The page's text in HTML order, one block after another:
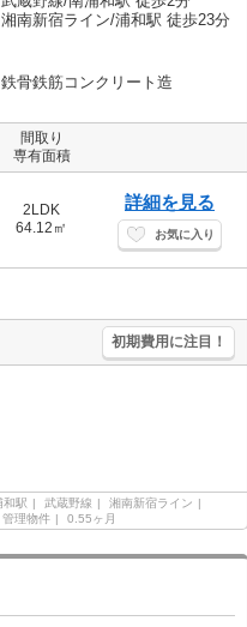
湘南新宿ライン/浦和駅 徒歩23分
鉄骨鉄筋コンクリート造
間取り
専有面積
2LDK
64.12㎡
詳細を見る
お気に入り
初期費用に注目！
和駅 武蔵野線
湘南新宿ライン
管理物件 0.55ヶ月